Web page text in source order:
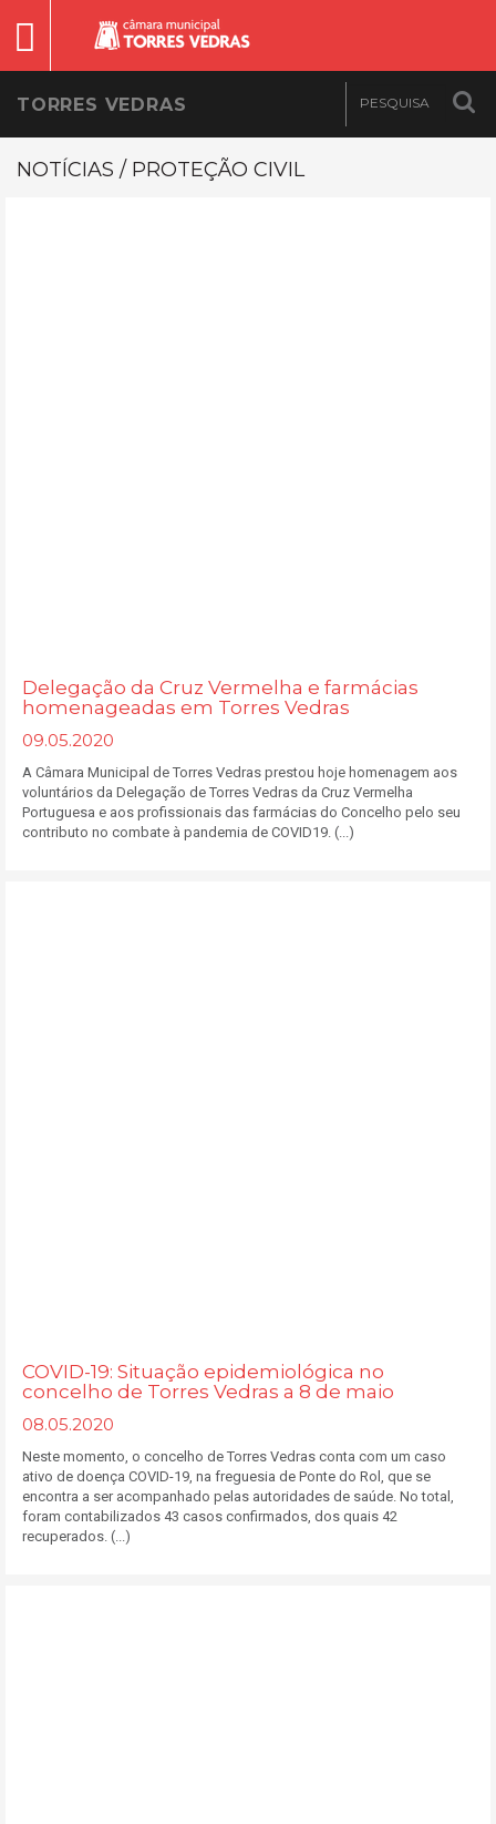
TORRES VEDRAS
NOTÍCIAS / PROTEÇÃO CIVIL
Delegação da Cruz Vermelha e farmácias
homenageadas em Torres Vedras
09.05.2020
A Câmara Municipal de Torres Vedras prestou hoje homenagem aos
voluntários da Delegação de Torres Vedras da Cruz Vermelha
Portuguesa e aos profissionais das farmácias do Concelho pelo seu
contributo no combate à pandemia de COVID19. (...)
COVID-19: Situação epidemiológica no
concelho de Torres Vedras a 8 de maio
08.05.2020
Neste momento, o concelho de Torres Vedras conta com um caso
ativo de doença COVID-19, na freguesia de Ponte do Rol, que se
encontra a ser acompanhado pelas autoridades de saúde. No total,
foram contabilizados 43 casos confirmados, dos quais 42
recuperados. (...)